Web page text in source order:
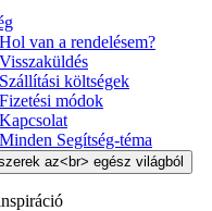
Hol van a rendelésem?
Visszaküldés
Szállítási költségek
Fizetési módok
Kapcsolat
Minden Segítség-téma